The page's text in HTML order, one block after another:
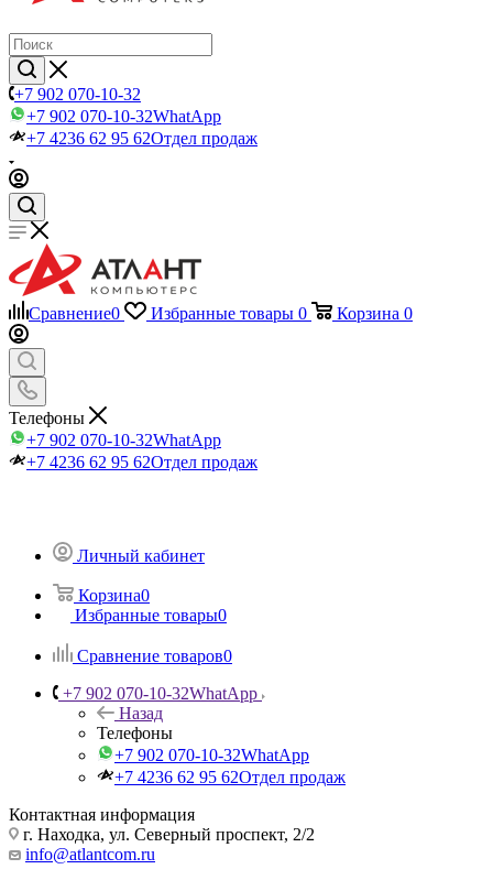
+7 902 070-10-32
+7 902 070-10-32WhatApp
+7 4236 62 95 62Отдел продаж
Сравнение0 Избранные товары 0 Корзина 0
Телефоны
+7 902 070-10-32WhatApp
+7 4236 62 95 62Отдел продаж
Личный кабинет
Корзина0
Избранные товары0
Сравнение товаров0
+7 902 070-10-32WhatApp
Назад
Телефоны
+7 902 070-10-32WhatApp
+7 4236 62 95 62Отдел продаж
Контактная информация
г. Находка, ул. Северный проспект, 2/2
info@atlantcom.ru